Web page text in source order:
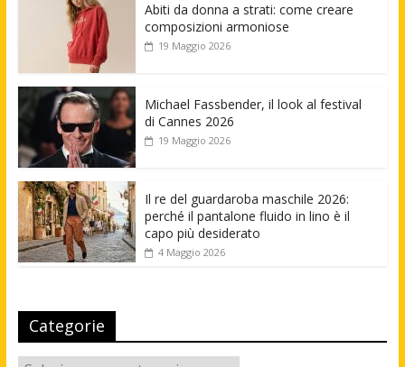
Abiti da donna a strati: come creare
composizioni armoniose
19 Maggio 2026
Michael Fassbender, il look al festival
di Cannes 2026
19 Maggio 2026
Il re del guardaroba maschile 2026:
perché il pantalone fluido in lino è il
capo più desiderato
4 Maggio 2026
Categorie